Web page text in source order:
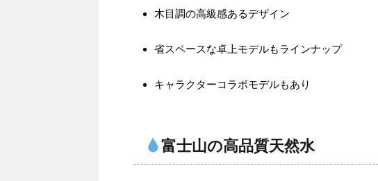
木目調の高級感あるデザイン
省スペースな卓上モデルもラインナップ
キャラクターコラボモデルもあり
富士山の高品質天然水